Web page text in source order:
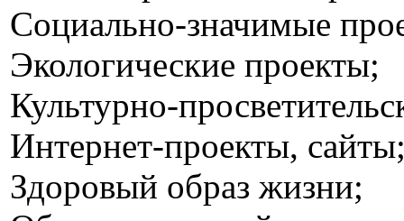
Социально-значимые
Экологические проекты;
Культурно-
Интернет-проекты,
Здоровый образ жизни;